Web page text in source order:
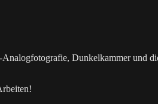
Dunkelkammer und